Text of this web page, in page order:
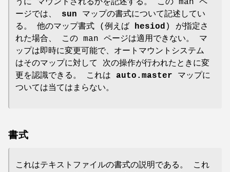
うに マウントされるかを記述する。 この man ペ
ージでは、 sun マップの書式について記述してい
る。 他のマップ書式 (例えば hesiod ) が指定さ
れた場合、 この man ページは適用できない。 マ
ップは即時に変更可能で、オートマウントシステム
はそのマップに対して 次の操作が行われたときに変
更を認識できる。 これは auto.master マップに
ついては当てはまらない。
書式
これはテキストファイルの書式の説明である。 これ